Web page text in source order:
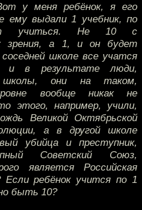
у меня ребёнок, я его
ему выдали 1 учебник, по
учиться. Не 10 с
зрения, а 1, и он будет
школе все учатся
и в результате люди,
школы, они на таком,
вообще никак не
этого, например, учили,
Великой Октябрьской
а в другой школе
убийца и преступник,
Советский Союз,
является Российская
ребёнок учится по 1
быть 10?